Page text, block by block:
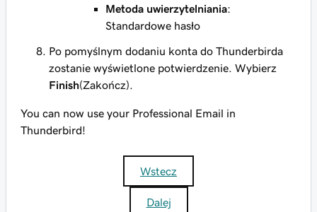
Metoda uwierzytelniania:
Standardowe hasło
Po pomyślnym dodaniu konta do Thunderbirda
zostanie wyświetlone potwierdzenie. Wybierz
Finish(Zakończ).
You can now use your Professional Email in
Thunderbird!
Wstecz
Dalej